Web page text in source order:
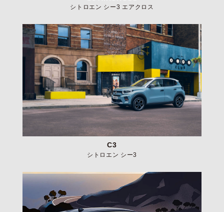
シトロエン シー3 エアクロス
C3
シトロエン シー3